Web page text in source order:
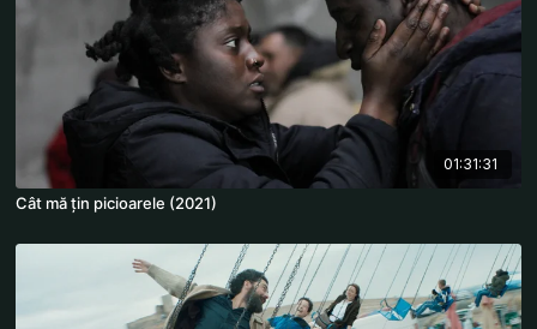
01:31:31
Cât mă țin picioarele (2021)